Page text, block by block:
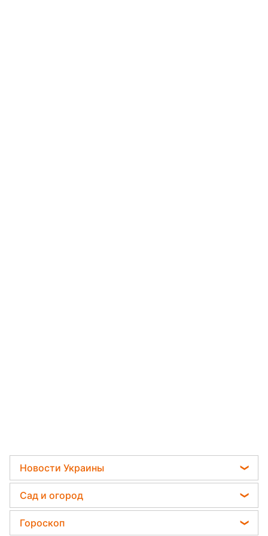
Новости Украины
Мобилизация
Политика
Отключения света
Сад и огород
Садовод назвал самое эффективное средство
против сорняков
Гороскоп